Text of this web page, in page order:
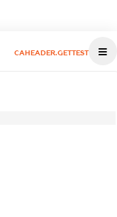
CAHEADER.GETTEST